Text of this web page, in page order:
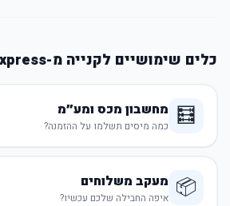
כלים שימושיים לקנייה מ-AliExpress
🧮 מחשבון מכס ומע״מ
כמה מיסים תשלמו על ההזמנה?
📦 מעקב משלוחים
איפה החבילה שלכם עכשיו?